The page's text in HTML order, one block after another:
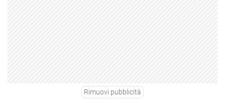
Rimuovi pubblicità